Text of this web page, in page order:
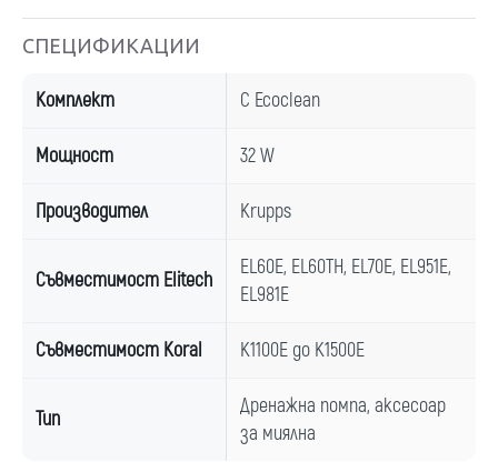
СПЕЦИФИКАЦИИ
Комплект С Ecoclean
Мощност 32 W
Производител Krupps
Съвместимост Elitech
EL60E, EL60TH, EL70E, EL951E,
EL981E
Съвместимост Koral K1100E до K1500E
Тип
Дренажна помпа, аксесоар
за миялна